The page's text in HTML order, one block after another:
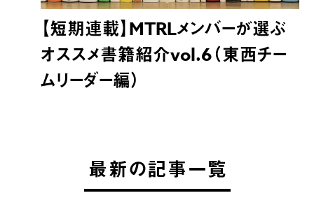
【短期連載】MTRLメンバーが選ぶ
オススメ書籍紹介vol.6（東西チー
ムリーダー編）
最新の記事一覧